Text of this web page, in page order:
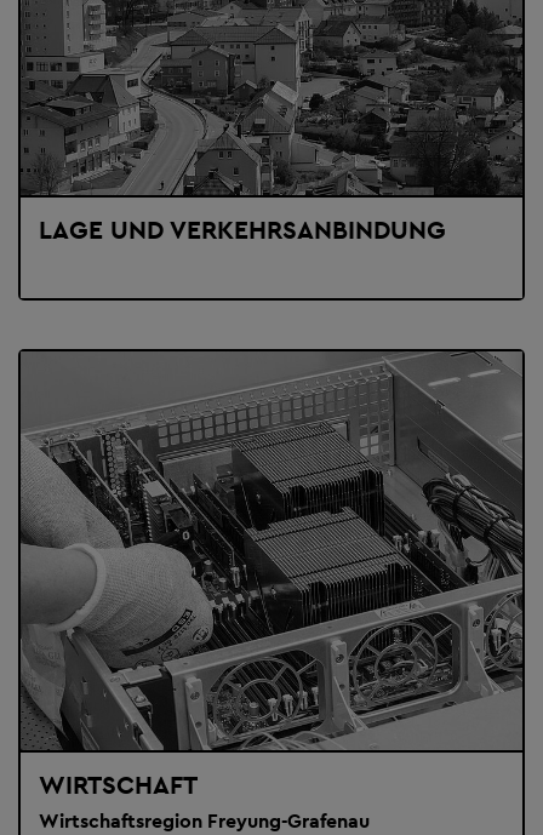
LAGE UND VERKEHRSANBINDUNG
WIRTSCHAFT
Wirtschaftsregion Freyung-Grafenau